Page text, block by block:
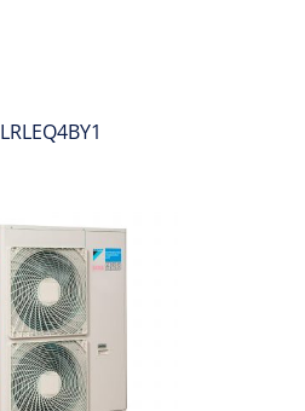
LRLEQ4BY1